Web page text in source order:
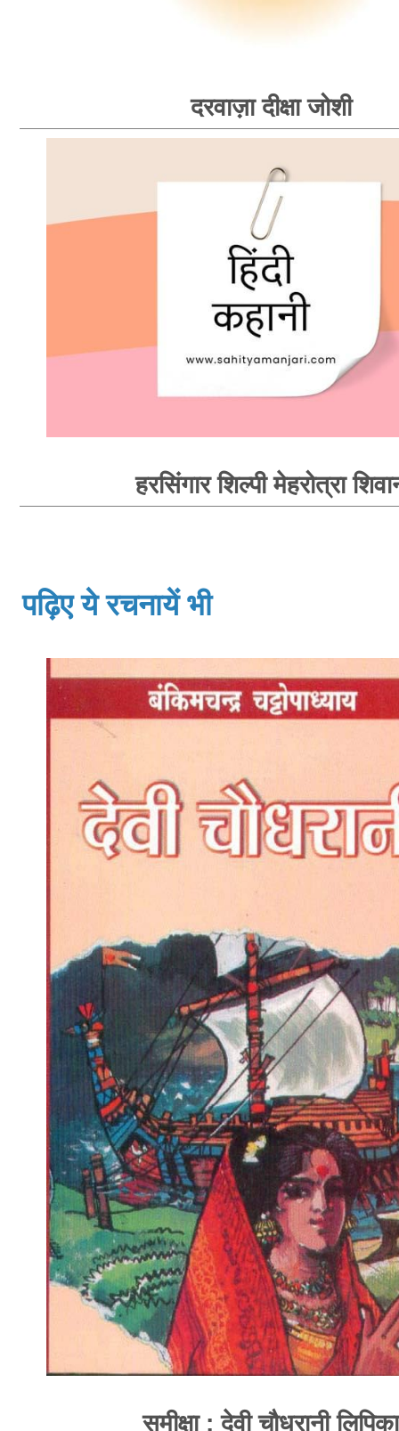
दरवाज़ा दीक्षा जोशी
हरसिंगार शिल्पी मेहरोत्रा
पढ़िए ये रचनायें भी
समीक्षा : देवी चौधरानी लिपिका